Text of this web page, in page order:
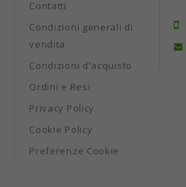
Contatti
Condizioni generali di
vendita
Condizioni d'acquisto
Ordini e Resi
Privacy Policy
Cookie Policy
Preferenze Cookie